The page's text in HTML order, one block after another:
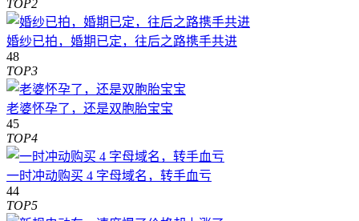
TOP2
婚纱已拍，婚期已定，往后之路携手共进
48
TOP3
老婆怀孕了，还是双胞胎宝宝
45
TOP4
一时冲动购买 4 字母域名，转手血亏
44
TOP5